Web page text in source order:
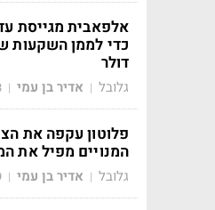
דולר
גלובל | אדיר בן עמי |
פלוטון עקפה את
המנויים מפיל את
גלובל | אדיר בן עמי |